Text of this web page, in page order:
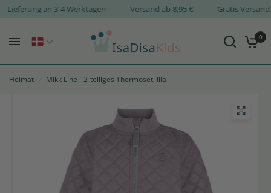
Lieferung an 3-4 Werktagen Versand ab 8,95 € Gratis
0
Heimat Mikk Line - 2-teiliges Thermoset, lila